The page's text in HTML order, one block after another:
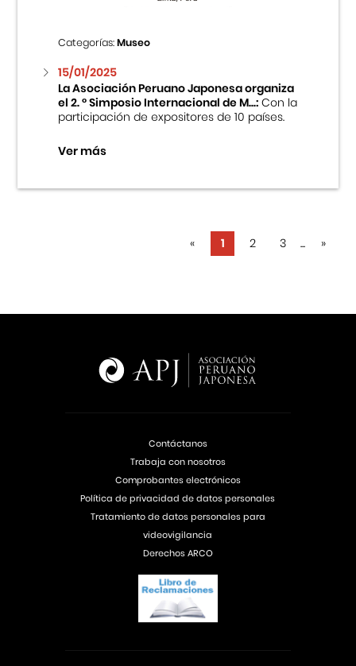
Categorías:Museo
15/01/2025
La Asociación Peruano Japonesa organiza
el 2. ° Simposio Internacional de M...:Con la
participación de expositores de 10 países.
Ver más
« 1 2 3 ... »
Contáctanos
Trabaja con nosotros
Comprobantes electrónicos
Política de privacidad de datos personales
Tratamiento de datos personales para
videovigilancia
Derechos ARCO